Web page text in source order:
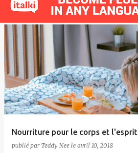
i
c
e
s
Nourriture pour le corps et l'esprit
publié par Teddy Nee le avril 10, 2018